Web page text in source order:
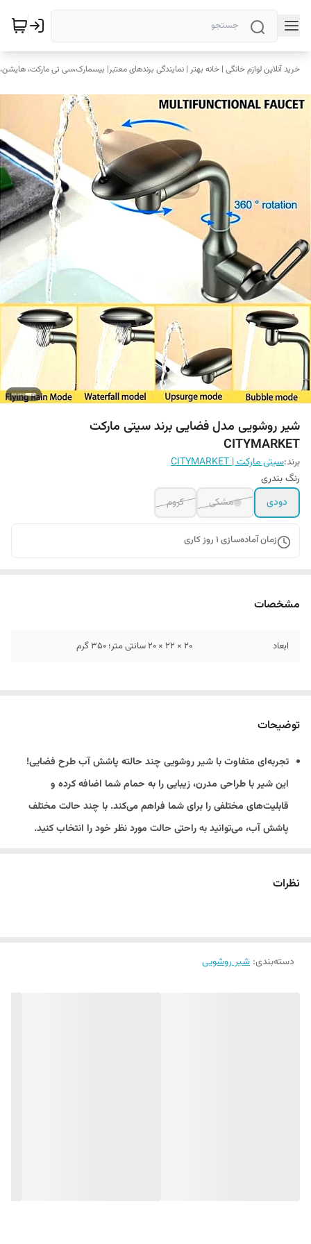
خرید آنلاین لوازم خانگی | خانه بهتر | نمایندگی برندهای معتبر| بیسمارک،سی تی مارکت،
شیر روشویی مدل فضایی برند سیتی مارکت
CITYMARKET
برند:سیتی مارکت | CITYMARKET
رنگ بندری
دودی
مشکی کروم
زمان آماده‌سازی 1 روز کاری
مشخصات
ابعاد 20 × 22 × 20 سانتی متر؛ 350 گرم
توضیحات
تجربه‌ای متفاوت با شیر روشویی چند حالته پاشش آب طرح فضایی!
این شیر با طراحی مدرن، زیبایی را به حمام شما اضافه کرده و
قابلیت‌های مختلفی را برای شما فراهم می‌کند. با چند حالت مختلف
پاشش آب، می‌توانید به راحتی حالت مورد نظر خود را انتخاب کنید.
نظرات
دسته‌بندی: شیر روشویی